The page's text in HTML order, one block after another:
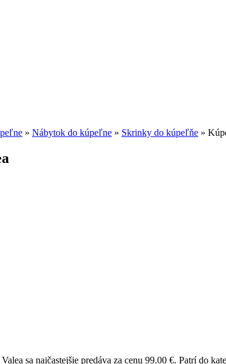
» Nábytok do kúpeľne » Skrinky do kúpeľňe »
sa najčastejšie predáva za cenu 99.00 €. Patrí do